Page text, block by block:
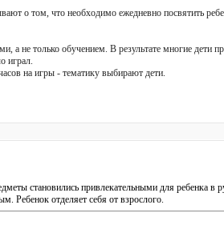
о том, что необходимо ежедневно посвятить
а не только обучением. В результате многие дети
играл.
на игры - тематику выбирают дети.
становились привлекательными для ребенка в
Ребенок отделяет себя от взрослого.